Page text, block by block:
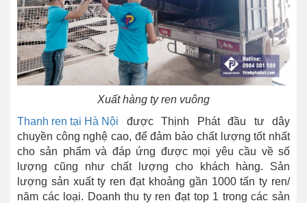
Xuất hàng ty ren vuông
Thanh ren tại Hà Nội được Thịnh Phát đầu tư dây
chuyền công nghệ cao, để đảm bảo chất lượng tốt nhất
cho sản phẩm và đáp ứng được mọi yêu cầu về số
lượng cũng như chất lượng cho khách hàng. Sản
lượng sản xuất ty ren đạt khoảng gần 1000 tấn ty ren/
năm các loại. Doanh thu ty ren đạt top 1 trong các sản